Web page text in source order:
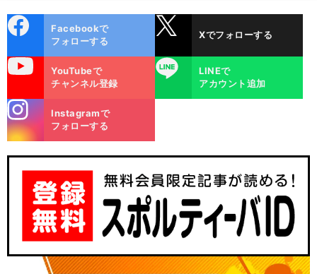
ok
Facebookで
フォローする
Xでフォローする
YouTubeで
チャンネル登録
LINE
LINEで
アカウント追加
m
Instagramで
フォローする